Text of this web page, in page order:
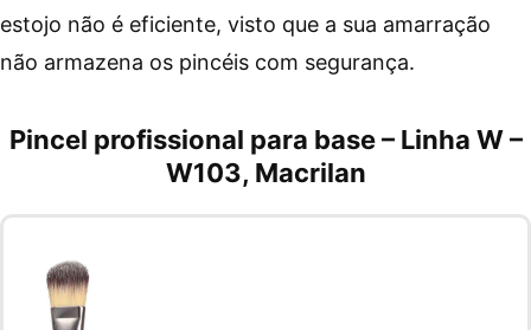
estojo não é eficiente, visto que a sua amarração
não armazena os pincéis com segurança.
Pincel profissional para base – Linha W –
W103, Macrilan